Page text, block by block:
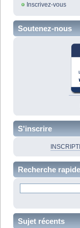
Inscrivez-vous
Soutenez-nous
S'inscrire
Recherche rapide
Sujet récents